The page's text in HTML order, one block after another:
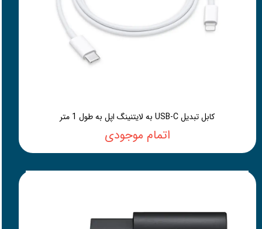
کابل تبدیل USB-C به لایتنینگ اپل به طول 1 متر
اتمام موجودی